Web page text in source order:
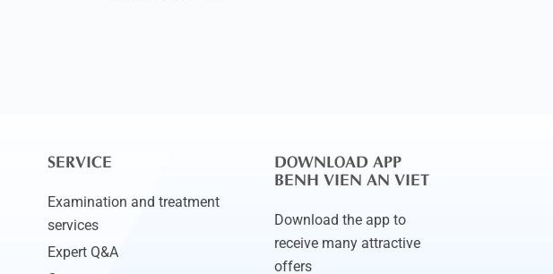
SERVICE
Examination and treatment
services
Expert Q&A
DOWNLOAD APP
BENH VIEN AN VIET
Download the app to
receive many attractive
offers